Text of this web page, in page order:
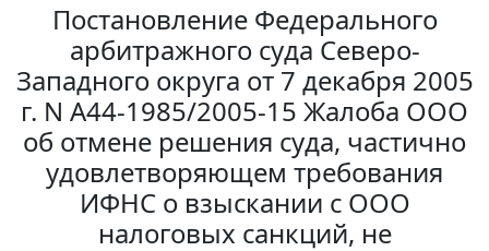
Постановление Федерального
арбитражного суда Северо-
Западного округа от 7 декабря 2005
г. N А44-1985/2005-15 Жалоба ООО
об отмене решения суда, частично
удовлетворяющем требования
ИФНС о взыскании с ООО
налоговых санкций, не